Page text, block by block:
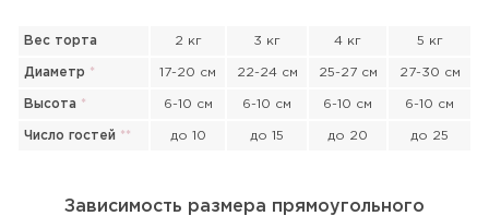
Вес торта 2 кг 3 кг 4 кг 5 кг
Диаметр * 17-20 см 22-24 см 25-27 см 27-30 см
Высота * 6-10 см 6-10 см 6-10 см 6-10 см
Число гостей ** до 10 до 15 до 20 до 25
Зависимость размера прямоугольного